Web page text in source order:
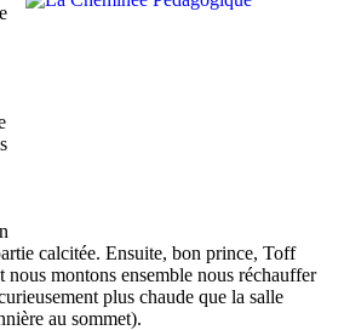
calcitée. Ensuite, bon prince, Toff
nous montons ensemble nous réchauffer
plus chaude que la salle
au sommet).